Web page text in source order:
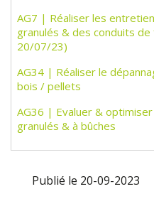
AG7 | Réaliser les
granulés & des conduits
20/07/23)
AG34 | Réaliser le
bois / pellets
AG36 | Evaluer &
granulés & à bûches
Publié le 20-09-2023